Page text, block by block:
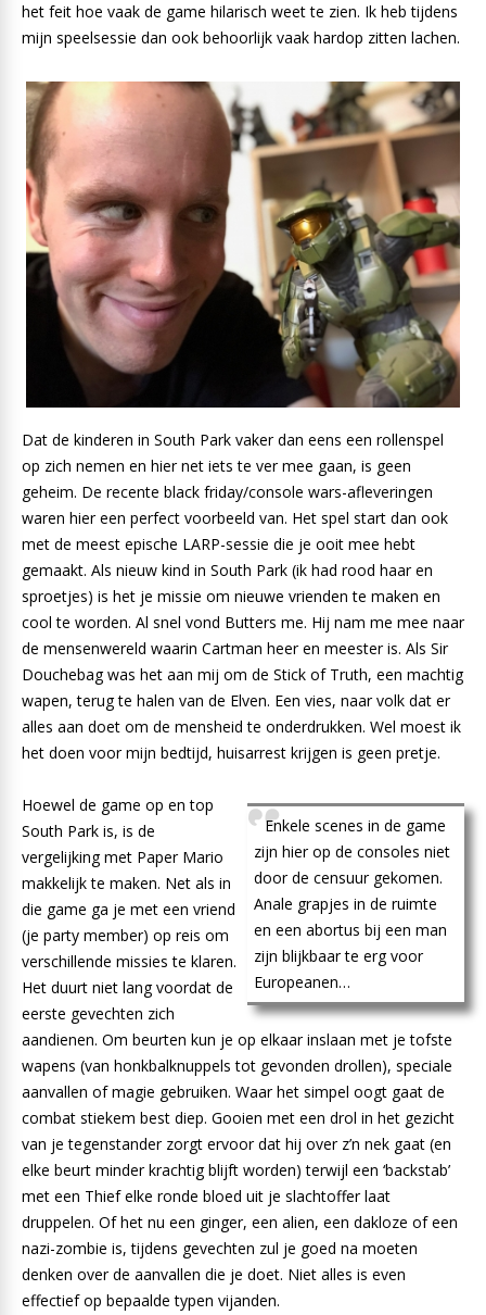
het feit hoe vaak de game hilarisch weet te zien. Ik heb tijdens
mijn speelsessie dan ook behoorlijk vaak hardop zitten lachen.
Dat de kinderen in South Park vaker dan eens een rollenspel
op zich nemen en hier net iets te ver mee gaan, is geen
geheim. De recente black friday/console wars-afleveringen
waren hier een perfect voorbeeld van. Het spel start dan ook
met de meest epische LARP-sessie die je ooit mee hebt
gemaakt. Als nieuw kind in South Park (ik had rood haar en
sproetjes) is het je missie om nieuwe vrienden te maken en
cool te worden. Al snel vond Butters me. Hij nam me mee naar
de mensenwereld waarin Cartman heer en meester is. Als Sir
Douchebag was het aan mij om de Stick of Truth, een machtig
wapen, terug te halen van de Elven. Een vies, naar volk dat er
alles aan doet om de mensheid te onderdrukken. Wel moest ik
het doen voor mijn bedtijd, huisarrest krijgen is geen pretje.
Enkele scenes in de game
zijn hier op de consoles niet
door de censuur gekomen.
Anale grapjes in de ruimte
en een abortus bij een man
zijn blijkbaar te erg voor
Europeanen…
Hoewel de game op en top
South Park is, is de
vergelijking met Paper Mario
makkelijk te maken. Net als in
die game ga je met een vriend
(je party member) op reis om
verschillende missies te klaren.
Het duurt niet lang voordat de
eerste gevechten zich
aandienen. Om beurten kun je op elkaar inslaan met je tofste
wapens (van honkbalknuppels tot gevonden drollen), speciale
aanvallen of magie gebruiken. Waar het simpel oogt gaat de
combat stiekem best diep. Gooien met een drol in het gezicht
van je tegenstander zorgt ervoor dat hij over z’n nek gaat (en
elke beurt minder krachtig blijft worden) terwijl een ‘backstab’
met een Thief elke ronde bloed uit je slachtoffer laat
druppelen. Of het nu een ginger, een alien, een dakloze of een
nazi-zombie is, tijdens gevechten zul je goed na moeten
denken over de aanvallen die je doet. Niet alles is even
effectief op bepaalde typen vijanden.